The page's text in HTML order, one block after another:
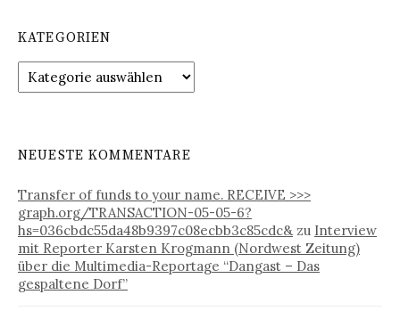
n
n
KATEGORIEN
a
g
r
i
e
n
NEUESTE KOMMENTARE
Transfer of funds to your name. RECEIVE >>>
graph.org/TRANSACTION-05-05-6?
hs=036cbdc55da48b9397c08ecbb3c85cdc&zu Interview
mit Reporter Karsten Krogmann (Nordwest Zeitung)
über die Multimedia-Reportage “Dangast – Das
gespaltene Dorf”